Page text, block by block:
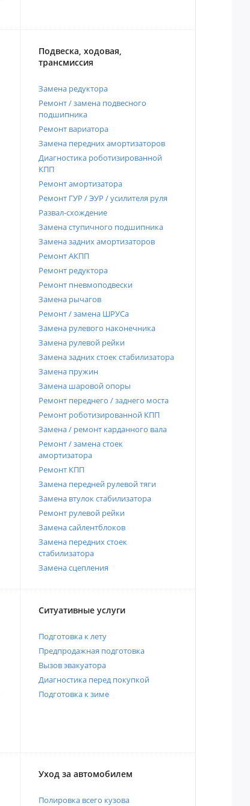
Подвеска, ходовая,
трансмиссия
Замена редуктора
Ремонт / замена подвесного
подшипника
Ремонт вариатора
Замена передних амортизаторов
Диагностика роботизированной
КПП
Ремонт амортизатора
Ремонт ГУР / ЭУР / усилителя руля
Развал-схождение
Замена ступичного подшипника
Замена задних амортизаторов
Ремонт АКПП
Ремонт редуктора
Ремонт пневмоподвески
Замена рычагов
Ремонт / замена ШРУСа
Замена рулевого наконечника
Замена рулевой рейки
Замена задних стоек стабилизатора
Замена пружин
Замена шаровой опоры
Ремонт переднего / заднего моста
Ремонт роботизированной КПП
Замена / ремонт карданного вала
Ремонт / замена стоек
амортизатора
Ремонт КПП
Замена передней рулевой тяги
Замена втулок стабилизатора
Ремонт рулевой рейки
Замена сайлентблоков
Замена передних стоек
стабилизатора
Замена сцепления
Ситуативные услуги
Подготовка к лету
Предпродажная подготовка
Вызов эвакуатора
Диагностика перед покупкой
Подготовка к зиме
Уход за автомобилем
Полировка всего кузова